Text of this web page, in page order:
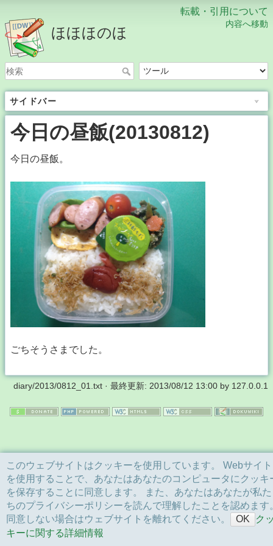
転載・引用について
内容へ移動
ほほほのほ
サイドバー
今日の昼飯(20130812)
今日の昼飯。
ごちそうさまでした。
このウェブサイトはクッキーを使用しています。 Webサイト
を使用することで、あなたはあなたのコンピュータにクッキ
を保存することに同意します。 また、あなたはあなたが私た
ちのプライバシーポリシーを読んで理解したことを認めます
同意しない場合はウェブサイトを離れてください。
OK
ク
キーに関する詳細情報
diary/2013/0812_01.txt · 最終更新: 2013/08/12 13:00 by 127.0.0.1